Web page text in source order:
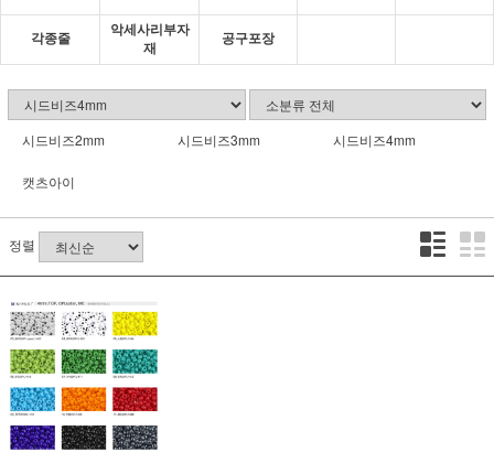
각종줄
악세사리부자
재
공구포장
시드비즈2mm 시드비즈3mm 시드비즈4mm
캣츠아이
정렬